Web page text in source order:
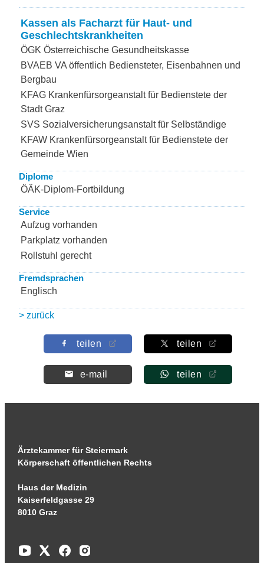
Kassen als Facharzt für Haut- und
Geschlechtskrankheiten
ÖGK Österreichische Gesundheitskasse
BVAEB VA öffentlich Bediensteter, Eisenbahnen und
Bergbau
KFAG Krankenfürsorgeanstalt für Bedienstete der
Stadt Graz
SVS Sozialversicherungsanstalt für Selbständige
KFAW Krankenfürsorgeanstalt für Bedienstete der
Gemeinde Wien
Diplome
ÖÄK-Diplom-Fortbildung
Service
Aufzug vorhanden
Parkplatz vorhanden
Rollstuhl gerecht
Fremdsprachen
Englisch
> zurück
teilen teilen
e-mail teilen
Ärztekammer für Steiermark
Körperschaft öffentlichen Rechts
Haus der Medizin
Kaiserfeldgasse 29
8010 Graz